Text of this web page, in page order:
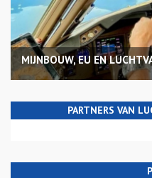
MIJNBOUW, EU EN
PARTNERS VAN